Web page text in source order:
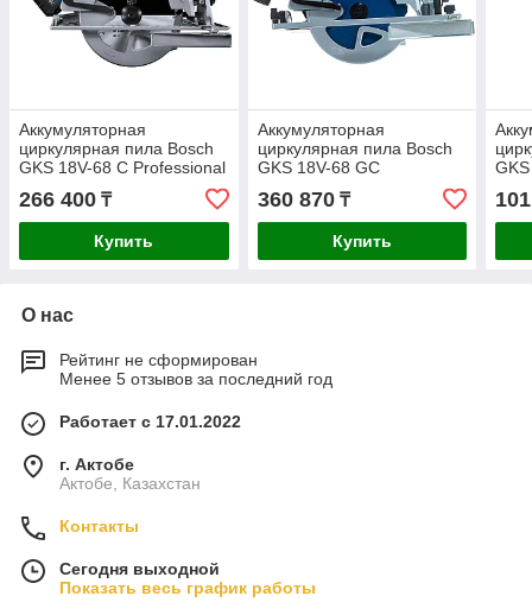
Аккумуляторная
циркулярная пила Bosch
GKS 18V-68 C Professional
BITURBO Solo
06016B5000
266 400 ₸
Купить
Аккумуляторная
циркулярная пила Bosch
GKS 18V-68 GC
Professional BITURBO Solo
06016B5100
360 870₸
Купить
О нас
Рейтинг не сформирован
Менее 5 отзывов за последний год
Работает с 17.01.2022
г. Актобе
Актобе, Казахстан
Контакты
Сегодня выходной
Показать весь график работы